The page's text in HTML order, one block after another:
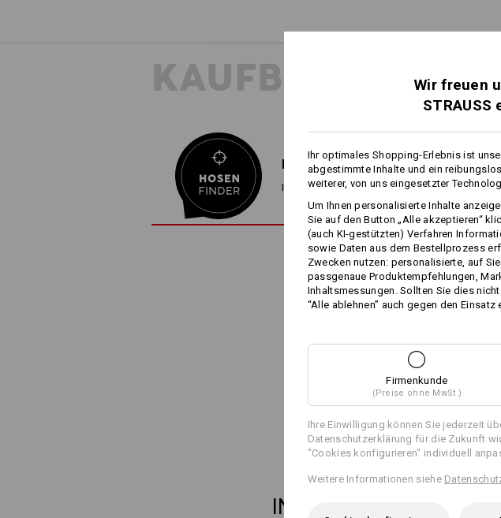
KAUFBERATUNG
HOSENFINDER
In 3 Schritten zur perfekten Hose
IN
Wir freuen
Ihr optimales Shopping-Erlebnis ist
abgestimmte Inhalte und ein
weiterer, von uns eingesetzter
Um Ihnen personalisierte Inhalte
Sie auf den Button „Alle akzeptieren“
(auch KI-gestützten) Verfahren
sowie Daten aus dem Bestellprozess
Zwecken nutzen: personalisierte, auf
passgenaue Produktempfehlungen,
Inhaltsmessungen. Sollten Sie dies
“Alle ablehnen” auch gegen den
Firmenkunde
(Preise ohne MwSt.)
Ihre Einwilligung können Sie jederzeit
Datenschutzerklärung für die Zukunft
"Cookies konfigurieren" individuell
Weitere Informationen siehe